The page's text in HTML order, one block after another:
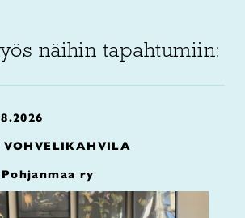
näihin tapahtumiin:
VOHVELIKAHVILA
ry